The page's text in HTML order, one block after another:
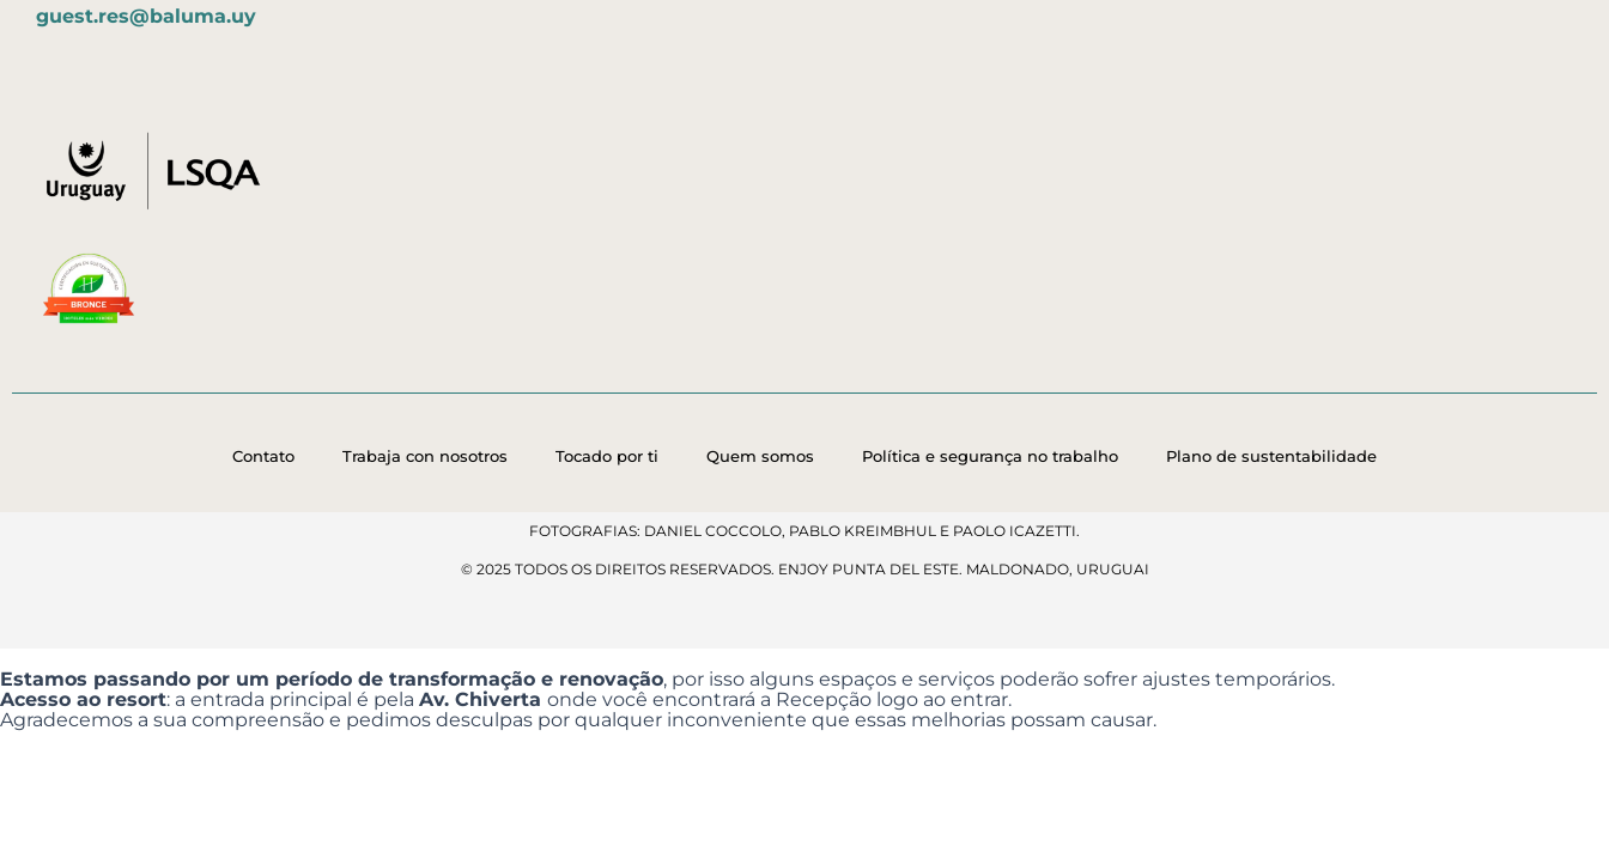
guest.res@baluma.uy
Contato Trabaja con nosotros Tocado por ti Quem somos Política e segurança no trabalho Plano de sustentabilidade
FOTOGRAFIAS: DANIEL COCCOLO, PABLO KREIMBHUL E PAOLO ICAZETTI.
© 2025 TODOS OS DIREITOS RESERVADOS. ENJOY PUNTA DEL ESTE. MALDONADO, URUGUAI
Estamos passando por um período de transformação e renovação, por isso alguns espaços e serviços poderão sofrer ajustes temporários.
Acesso ao resort: a entrada principal é pela Av. Chiverta onde você encontrará a Recepção logo ao entrar.
Agradecemos a sua compreensão e pedimos desculpas por qualquer inconveniente que essas melhorias possam causar.